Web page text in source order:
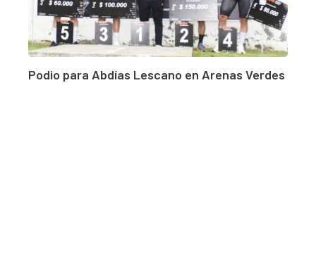
Podio para Abdías Lescano en Arenas Verdes